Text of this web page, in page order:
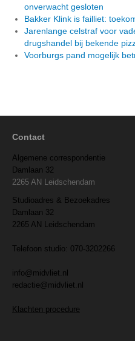
onverwacht gesloten
Bakker Klink is failliet:
Jarenlange celstraf voor
drugshandel bij bekende
Voorburgs pand mogelijk
Contact
Algemene correspondentie
Damlaan 32
2265 AN Leidschendam
Studioadres & Bezoekadres
Damlaan 32
2265 AN Leidschendam
Telefoon studio: 070-3202266
info@midvliet.nl
redactie@midvliet.nl
Klachten procedure